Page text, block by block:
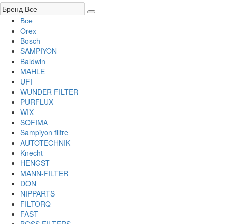
Все
Orex
Bosch
SAMPIYON
Baldwin
MAHLE
UFI
WUNDER FILTER
PURFLUX
WIX
SOFIMA
Sampiyon filtre
AUTOTECHNIK
Knecht
HENGST
MANN-FILTER
DON
NIPPARTS
FILTORQ
FAST